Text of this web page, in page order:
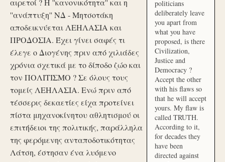
αιρετοί ? Η ''κανονικότητα'' και η
''ανάπτυξη'' ΝΔ - Μητσοτάκη
αποδεικνύεται ΛΕΗΛΑΣΙΑ και
ΠΡΟΔΟΣΙΑ. Έχει γίνει σαφές τι
έλεγε ο Διογένης πριν από χιλιάδες
χρόνια σχετικά με το δίποδο ζώο και
τον ΠΟΛΙΤΙΣΜΟ ? Σε όλους τους
τομείς ΛΕΗΛΑΣΙΑ. Ενώ πριν από
τέσσερις δεκαετίες είχα προτείνει
πίστα μηχανοκίνητου αθλητισμού οι
επιτήδειοι της πολιτικής, παράλληλα
της φερόμενης ανταποδοτικότητας
Λάτση, έστησαν ένα λυόμενο
politicians
deliberately leave
you apart from
what you have
proposed, is there
Civilization,
Justice and
Democracy ?
Accept the other
with his flaws so
that he will accept
yours. My flaw is
called TRUTH.
According to it,
for decades they
have been
directed against